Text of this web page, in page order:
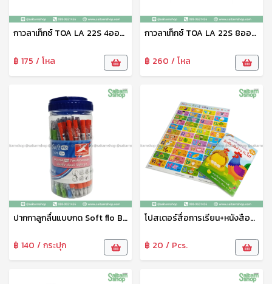
กาวลาเท็กซ์ TOA LA 22S 4ออนซ์ ฮาร์ดแวร์
฿ 175 / โหล
กาวลาเท็กซ์ TOA LA 22S 8ออนซ์ ฮาร์ดแวร์
฿ 260 / โหล
ปากกาลูกลื่นแบบกด Soft flo B08 1x50 Flamingo
฿ 140 / กระปุก
โปสเตอร์สื่อการเรียน+หนังสือคละ6แบบ สพร.
฿ 20 / Pcs.